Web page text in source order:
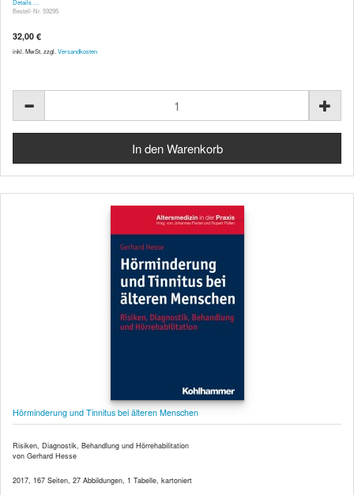
Bestell-Nr. 59295
32,00 €
inkl. MwSt. zzgl. Versandkosten
Hörminderung und Tinnitus bei älteren Menschen
Risiken, Diagnostik, Behandlung und Hörrehabilitation
von Gerhard Hesse
2017, 167 Seiten, 27 Abbildungen, 1 Tabelle, kartoniert